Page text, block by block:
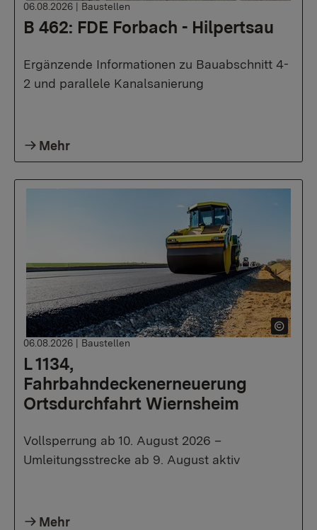
B 462: FDE Forbach - Hilpertsau
06.08.2026 | Baustellen
Ergänzende Informationen zu Bauabschnitt 4-
2 und parallele Kanalsanierung
Mehr
L 1134,
Fahrbahndeckenerneuerung
Ortsdurchfahrt Wiernsheim
06.08.2026 | Baustellen
Vollsperrung ab 10. August 2026 –
Umleitungsstrecke ab 9. August aktiv
Mehr